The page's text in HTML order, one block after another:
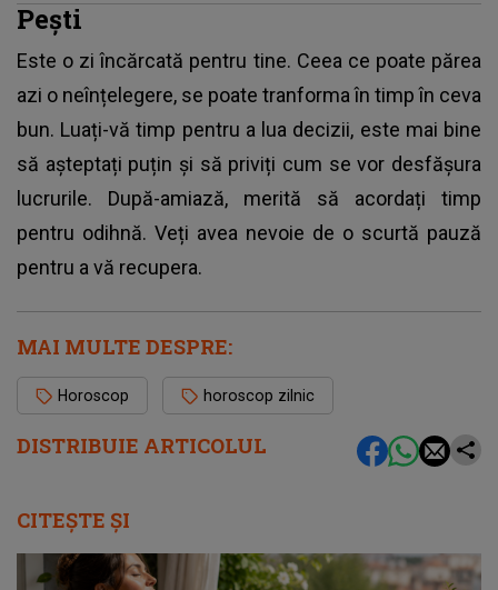
DISTRIBUIE ARTICOLUL
Pești
Este o zi încărcată pentru tine. Ceea ce poate părea
azi o neînțelegere, se poate tranforma în timp în ceva
bun. Luați-vă timp pentru a lua decizii, este mai bine
să așteptați puțin și să priviți cum se vor desfășura
lucrurile. După-amiază, merită să acordați timp
pentru odihnă. Veți avea nevoie de o scurtă pauză
pentru a vă recupera.
MAI MULTE DESPRE:
Horoscop horoscop zilnic
CITEȘTE ȘI